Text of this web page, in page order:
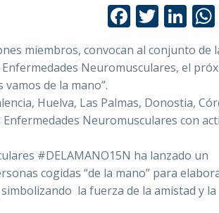
miembros, convocan al conjunto de
Neuromusculares, el
de la mano”.
Huelva, Las Palmas, Donostia,
Neuromusculares con
#DELAMANO15N ha lanzado un
cogidas “de la mano” para
la fuerza de la amistad y la